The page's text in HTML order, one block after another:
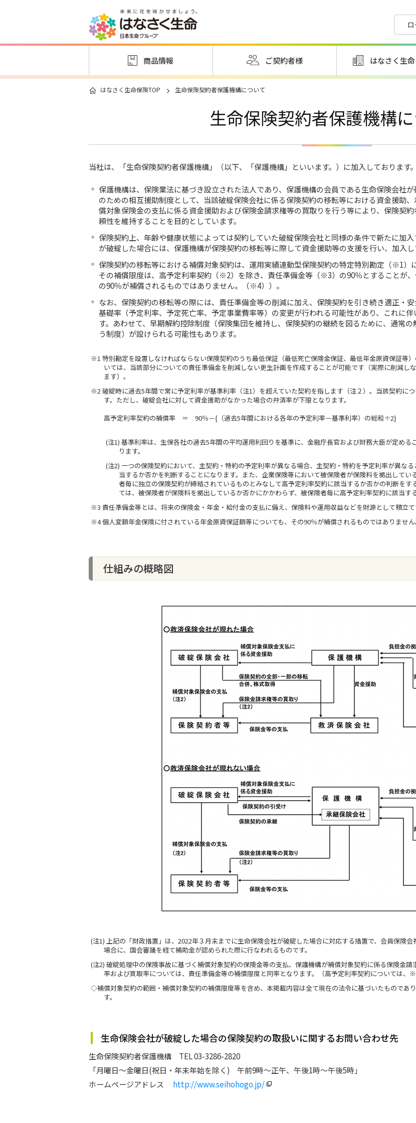
商品情報 ご契約者様 はなさく生
はなさく生命保険TOP 生命保険契約者保護機構について
生命保険契約者保護機構
当社は、「生命保険契約者保護機構」（以下、「保護機構」といいます。）に加入しております
保護機構は、保険業法に基づき設立された法人であり、保護機構の会員である生命保険会社
のための相互援助制度として、当該破綻保険会社に係る保険契約の移転等における資金援助
償対象保険金の支払に係る資金援助および保険金請求権等の買取りを行う等により、保険契
頼性を維持することを目的としています。
保険契約上、年齢や健康状態によっては契約していた破綻保険会社と同様の条件で新たに加
が破綻した場合には、保護機構が保険契約の移転等に際して資金援助等の支援を行い、加入
保険契約の移転等における補償対象契約は、運用実績連動型保険契約の特定特別勘定（※1）
その補償限度は、高予定利率契約（※2）を除き、責任準備金等（※3）の90％とすることが
の90％が補償されるものではありません。（※4））。
なお、保険契約の移転等の際には、責任準備金等の削減に加え、保険契約を引き続き適正・
基礎率（予定利率、予定死亡率、予定事業費率等）の変更が行われる可能性があり、これに
す。あわせて、早期解約控除制度（保険集団を維持し、保険契約の継続を図るために、通常
う制度）が設けられる可能性もあります。
※1 特別勘定を設置しなければならない保険契約のうち最低保証（最低死亡保険金保証、最低年金原資保証等
いては、当該部分についての責任準備金を削減しない更生計画を作成することが可能です（実際に削減し
ます）。
※2 破綻時に過去5年間で常に予定利率が基準利率（注1）を超えていた契約を指します（注２）。当該契約に
す。ただし、破綻会社に対して資金援助がなかった場合の弁済率が下限となります。
高予定利率契約の補償率 ＝ 90％－{（過去5年間における各年の予定利率－基準利率）の総和÷2}
(注1) 基準利率は、生保各社の過去5年間の平均運用利回りを基準に、金融庁長官および財務大臣が定め
ります。
(注2) 一つの保険契約において、主契約・特約の予定利率が異なる場合、主契約・特約を予定利率が異な
当するか否かを判断することになります。また、企業保険等において被保険者が保険料を拠出して
者毎に独立の保険契約が締結されているものとみなして高予定利率契約に該当するか否かの判断を
ては、被保険者が保険料を拠出しているか否かにかかわらず、被保険者毎に高予定利率契約に該当す
※3 責任準備金等とは、将来の保険金・年金・給付金の支払に備え、保険料や運用収益などを財源として積立て
※4 個人変額年金保険に付されている年金原資保証額等についても、その90％が補償されるものではありません
仕組みの概略図
(注1) 上記の「財政措置」は、2022年３月末までに生命保険会社が破綻した場合に対応する措置で、会員保険
場合に、国会審議を経て補助金が認められた際に行なわれるものです。
(注2) 破綻処理中の保険事故に基づく補償対象契約の保険金等の支払、保護機構が補償対象契約に係る保険金
率および買取率については、責任準備金等の補償限度と同率となります。（高予定利率契約については、
◇補償対象契約の範囲・補償対象契約の補償限度等を含め、本掲載内容は全て現在の法令に基づいたものであ
す。
生命保険会社が破綻した場合の保険契約の取扱いに関するお問い合わせ先
生命保険契約者保護機構 TEL 03-3286-2820
「月曜日～金曜日(祝日・年末年始を除く) 午前9時～正午、午後1時～午後5時」
ホームページアドレス http://www.seihohogo.jp/